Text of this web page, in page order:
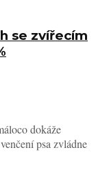
se zvířecím
dokáže
psa zvládne